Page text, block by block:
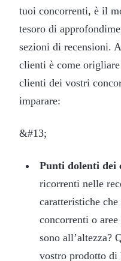
tuoi concorrenti, è il
tesoro di
sezioni di recensioni.
clienti è come
clienti dei vostri
imparare:
&#13;
Punti dolenti dei
ricorrenti nelle
caratteristiche
concorrenti o
sono all’altezza?
vostro prodotto di